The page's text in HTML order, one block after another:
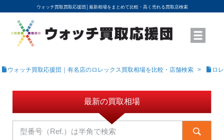
ウォッチ買取買取応援団│ 最新相場をまとめて比較・高く売れる買取店検索
YouTubeで動画を公開中
ROLEXモデル名から買取相場を調べる
高級時計ブランド名から買取相場を調べる
地域から買取店を探す
店舗名から買取店を探す
ブランド時計を高く売る方法
買取査定を依頼する
ウォッチ買取応援団｜有名店のロレックス買取相場を比較・店舗検索 ロ
最新の買取相場